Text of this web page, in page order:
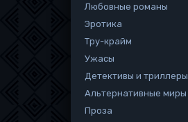
Любовные романы
Эротика
Тру-крайм
Ужасы
Детективы и триллеры
Альтернативные миры
Проза